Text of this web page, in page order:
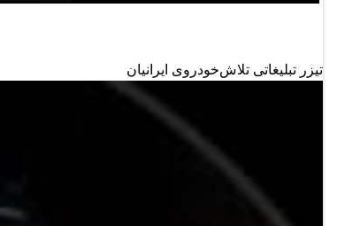
تیزر تبلیغاتی تلاش‌خودروی ایرانیان